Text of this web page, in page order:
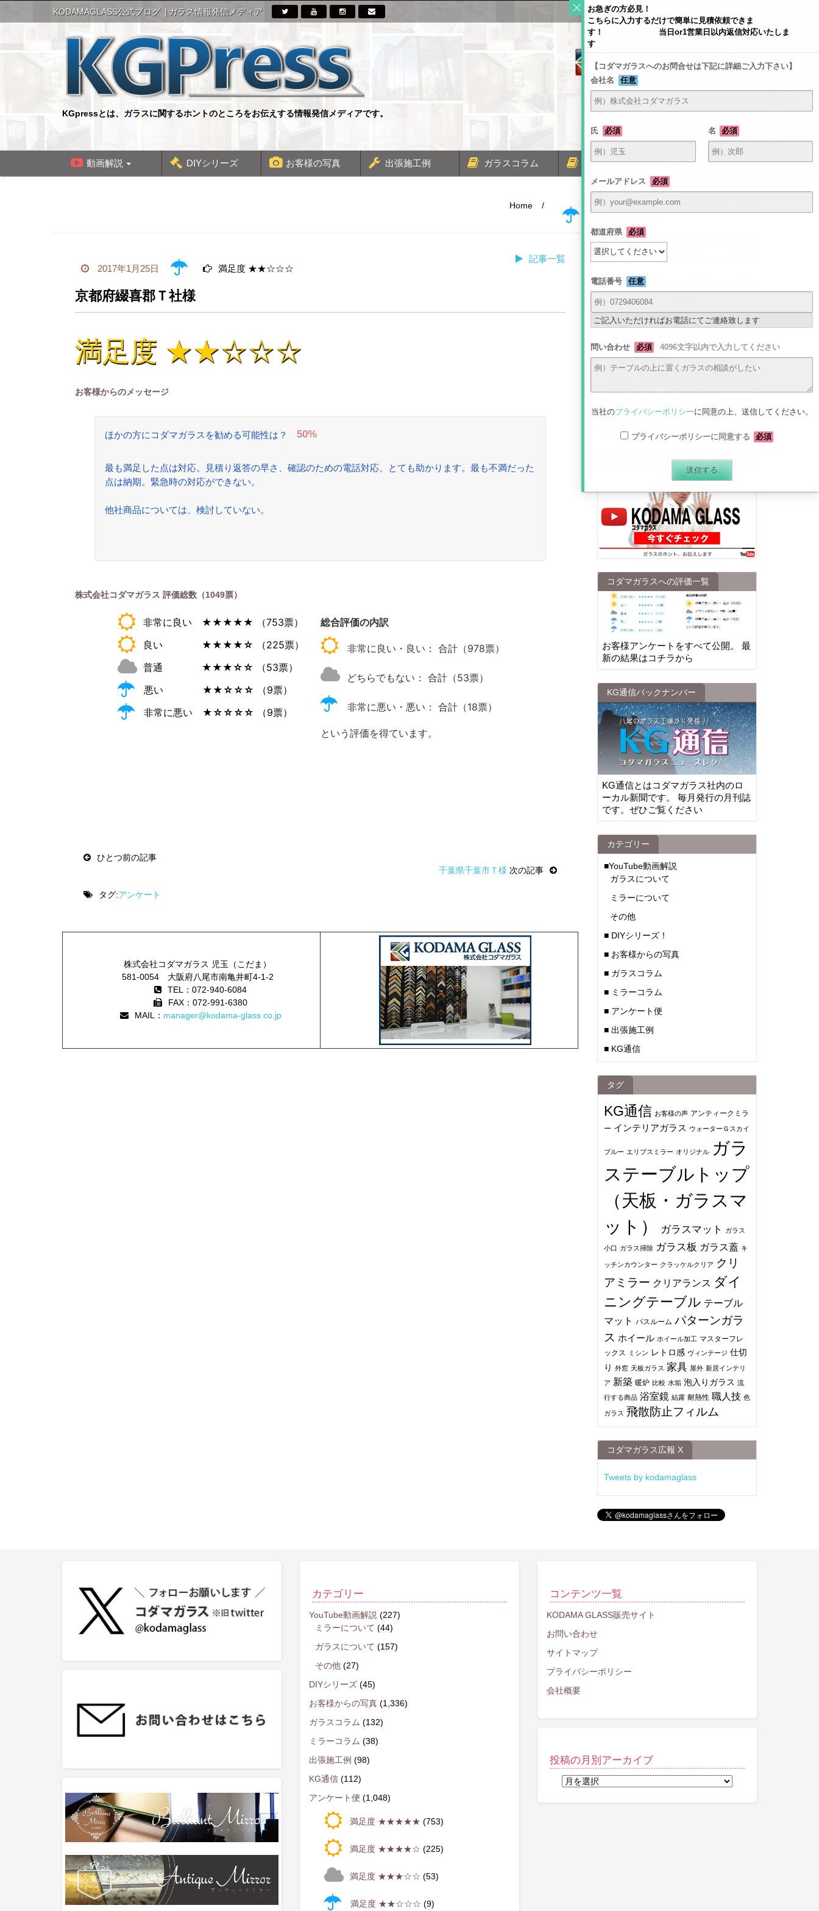
KODAMAGLASS公式ブログ ガラス情報発信メディア
〒581-0054 大阪府八尾市南亀井町4-1-2
KGpressとは、ガラスに関するホントのところをお伝えする情報発信メディアです。
動画解説 DIYシリーズ お客様の写真 出張施工例 ガラスコラム ミラーコラム お問い合わせ
Home
/
/
記事一覧
2017年1月25日
満足度 ★★☆☆☆
京都府綴喜郡Ｔ社様
満足度 ★★☆☆☆
お客様からのメッセージ
ほかの方にコダマガラスを勧める可能性は？ 50%
最も満足した点は対応。見積り返答の早さ、確認のための電話対応、とても助かります。最も不満だった
点は納期。緊急時の対応ができない。
他社商品については、検討していない。
株式会社コダマガラス 評価総数（1049票）
非常に良い ★★★★★
（753票）
良い ★★★★☆
（225票）
普通 ★★★☆☆
（53票）
悪い ★★☆☆☆
（9票）
非常に悪い ★☆☆☆☆ （9票）
総合評価の内訳
非常に良い・良い： 合計（978票）
どちらでもない： 合計（53票）
非常に悪い・悪い： 合計（18票）
という評価を得ています。
navigationひとつ前の記事
千葉県千葉市Ｔ様 次の記事
タグ:アンケート
株式会社コダマガラス 児玉（こだま）
581-0054 大阪府八尾市南亀井町4-1-2
TEL：072-940-6084
FAX：072-991-6380
MAIL： manager@kodama-glass.co.jp
最新動画はコチラから
コダマガラスへの評価一覧
お客様アンケートをすべて公開。 最
新の結果はコチラから
KG通信バックナンバー
KG通信とはコダマガラス社内のロ
ーカル新聞です。 毎月発行の月刊誌
です。ぜひご覧ください
カテゴリー
■YouTube動画解説
ガラスについて
ミラーについて
その他
■ DIYシリーズ！
■ お客様からの写真
■ ガラスコラム
■ ミラーコラム
■ アンケート便
■ 出張施工例
■ KG通信
タグ
KG通信 お客様の声 アンティークミラ
ー インテリアガラス ウォーターＧスカイ
ブルー エリプスミラー オリジナル
ガラ
ステーブルトップ
（天板・ガラスマ
ット）
ガラスマット ガラス
小口 ガラス掃除 ガラス板 ガラス蓋 キ
ッチンカウンター クラッケルクリア クリ
アミラー クリアランス ダイ
ニングテーブル テーブル
マット バスルーム パターンガラ
ス ホイール ホイール加工 マスターフレ
ックス
ミシン レトロ感 ヴィンテージ 仕切
り 外窓 天板ガラス 家具 屋外 新居インテリ
ア 新築 暖炉 比較 水垢 泡入りガラス 流
行する商品 浴室鏡 結露 耐熱性 職人技 色
ガラス 飛散防止フィルム
コダマガラス広報 X
Tweets by kodamaglass
カテゴリー
YouTube動画解説 (227)
ミラーについて (44)
ガラスについて (157)
その他 (27)
DIYシリーズ (45)
お客様からの写真 (1,336)
ガラスコラム (132)
ミラーコラム (38)
出張施工例 (98)
KG通信 (112)
アンケート便 (1,048)
満足度 ★★★★★ (753)
満足度 ★★★★☆ (225)
満足度 ★★★☆☆ (53)
満足度 ★★☆☆☆ (9)
コンテンツ一覧
KODAMA GLASS販売サイト
お問い合わせ
サイトマップ
プライバシーポリシー
会社概要
投稿の月別アーカイブ
お急ぎの方必見！
こちらに入力するだけで簡単に見積依頼できま
す！ 当日or1営業日以内返信対応いたしま
す
【コダマガラスへのお問合せは下記に詳細ご入力下さい】
会社名
任意
氏 必須 名 必須
メールアドレス 必須
都道府県 必須
電話番号 任意
ご記入いただければお電話にてご連絡致します
問い合わせ 必須 4096文字以内で入力してください
当社のプライバシーポリシーに同意の上、送信してください。
プライバシーポリシーに同意する 必須